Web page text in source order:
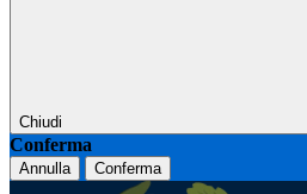
Chiudi
Conferma
Annulla Conferma